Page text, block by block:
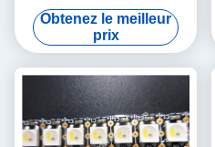
dos de la bande
Obtenez le meilleur
prix